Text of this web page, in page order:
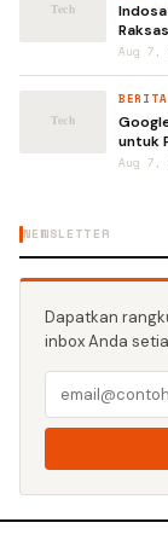
Aug 7,
BERITA
untuk
Aug 7,
NEWSLETTER
Dapatkan
inbox Anda